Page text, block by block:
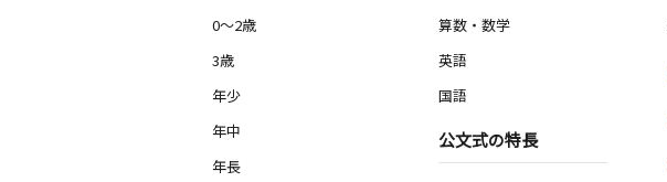
0～2歳
3歳
年少
年中
年長
算数・数学
英語
国語
公文式の特長